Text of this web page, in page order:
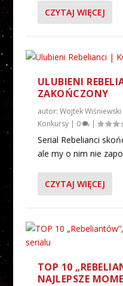
CZYTAJ WIĘCEJ
ULUBIENI
ZAKOŃCZONY
autor: Wojtek Wiśniewski
Konkursy| 0 |
Serial Rebelianci
ale my o nim nie
CZYTAJ WIĘCEJ
TOP 10
NAJLEPSZE